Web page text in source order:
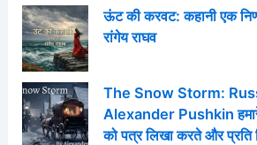
ऊंट की करवट: कहानी एक
रांगेय राघव
The Snow Storm:
Alexander Pushkin
को पत्र लिखा करते और प्रति